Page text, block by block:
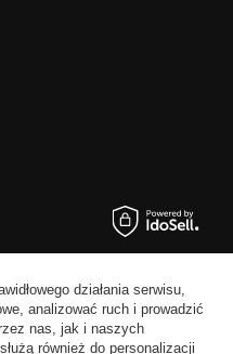
działania serwisu,
analizować ruch i prowadzić
nas, jak i naszych
również do personalizacji